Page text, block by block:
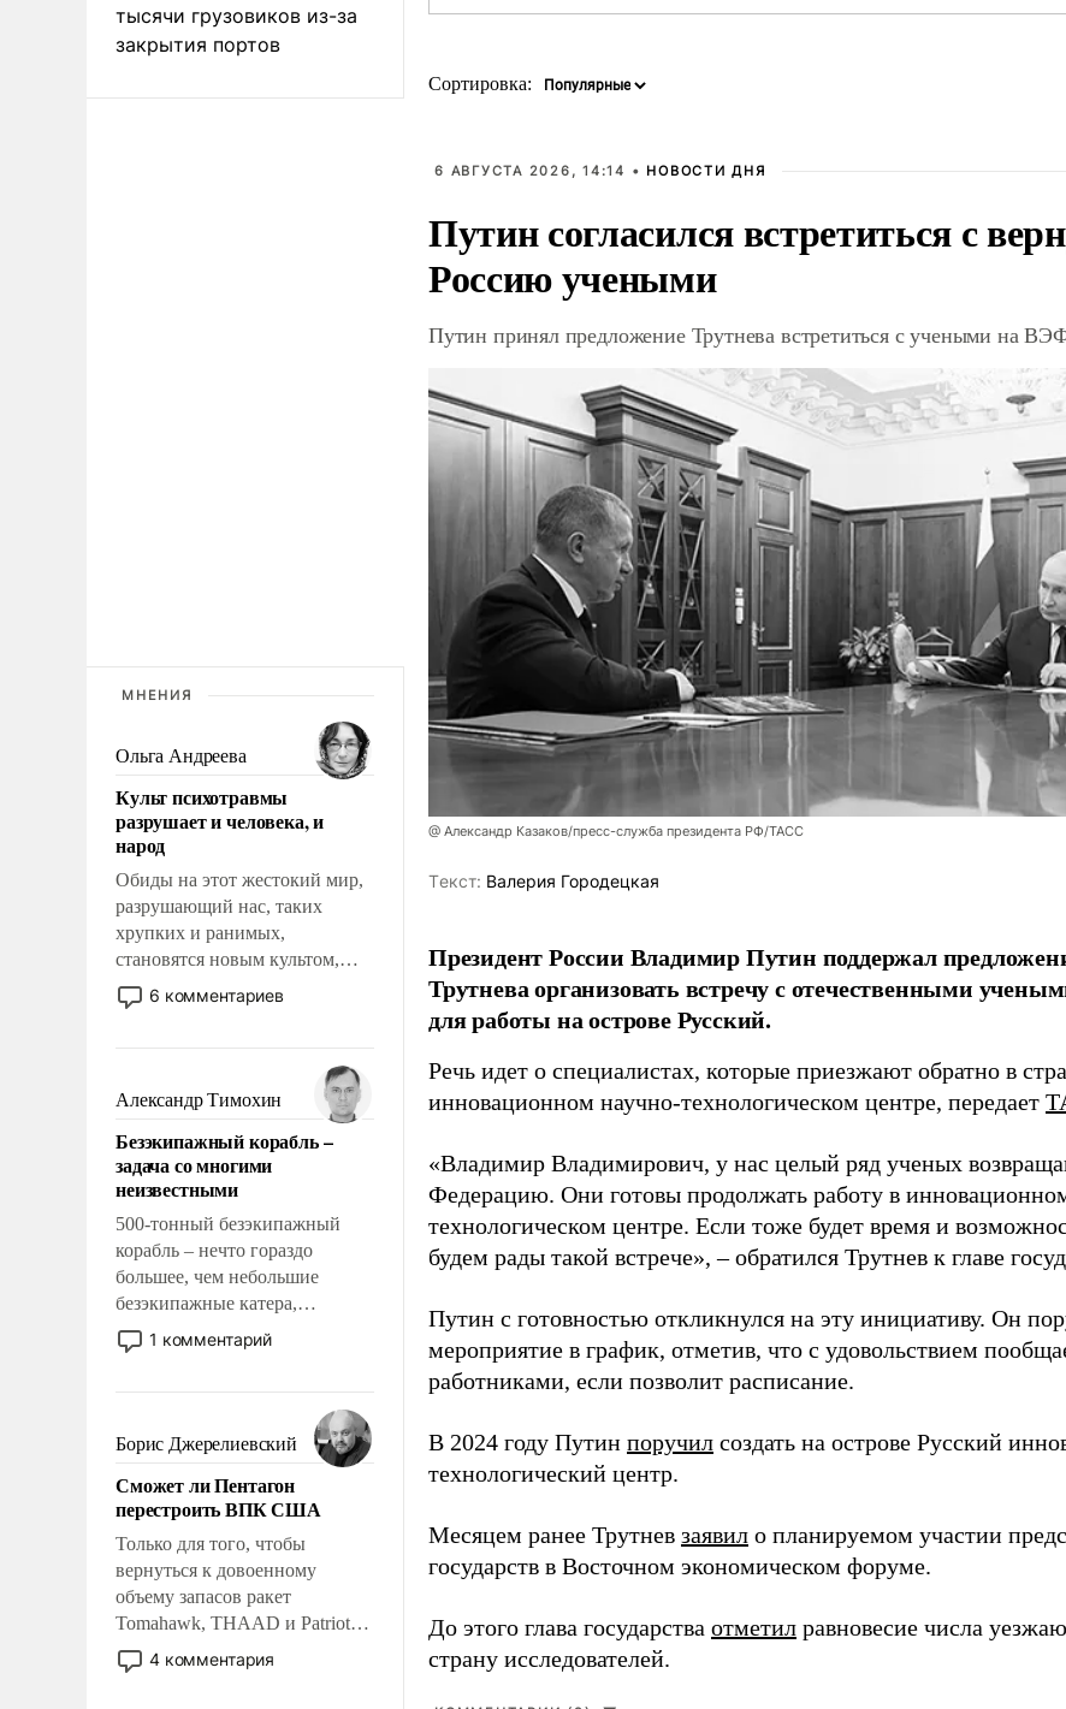
тысячи грузовиков из-за
закрытия портов
МНЕНИЯ
Ольга Андреева
Культ психотравмы
разрушает и человека, и
народ
Обиды на этот жестокий мир,
разрушающий нас, таких
хрупких и ранимых,
становятся новым культом,
постепенно вытесняя и
отменяя традиционное
мужественным и твердым под
ударами судьбы, брать на себя
ответственность, помогать
слабым, идти вперед и
адаптироваться.
6 комментариев
Александр Тимохин
Безэкипажный корабль –
задача со многими
неизвестными
500-тонный безэкипажный
корабль – нечто гораздо
большее, чем небольшие
безэкипажные катера,
применение которых уже
стало обыденностью. Задача по
сложна и амбициозна. Однако
и ее реализация радикально
поднимет наши боевые
возможности.
1 комментарий
Борис Джерелиевский
Сможет ли Пентагон
перестроить ВПК США
Только для того, чтобы
вернуться к довоенному
объему запасов ракет
Tomahawk, THAAD и Patriot
США потребуется более трех
лет. Даже небольшая война с
4 комментария
Сортировка:
6 АВГУСТА 2026, 14:14 • НОВОСТИ ДНЯ
Путин согласился встретиться с
Россию учеными
Путин принял предложение Трутнева встретиться с учеными на
@ Александр Казаков/пресс-служба президента РФ/ТАСС
Tекст: Валерия Городецкая
Президент России Владимир Путин поддержал
Трутнева организовать встречу с отечественными
для работы на острове Русский.
Речь идет о специалистах, которые приезжают обратно в
инновационном научно-технологическом центре, передает
«Владимир Владимирович, у нас целый ряд ученых
Федерацию. Они готовы продолжать работу в
технологическом центре. Если тоже будет время и
будем рады такой встрече», – обратился Трутнев к главе
Путин с готовностью откликнулся на эту инициативу. Он
мероприятие в график, отметив, что с удовольствием
работниками, если позволит расписание.
В 2024 году Путин поручил создать на острове Русский
технологический центр.
Месяцем ранее Трутнев заявил о планируемом участии
государств в Восточном экономическом форуме.
До этого глава государства отметил равновесие числа
страну исследователей.